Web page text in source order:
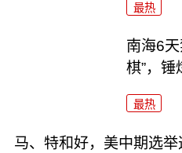
最热
南海6
棋”，锤
最热
马、特和好，美中期选举